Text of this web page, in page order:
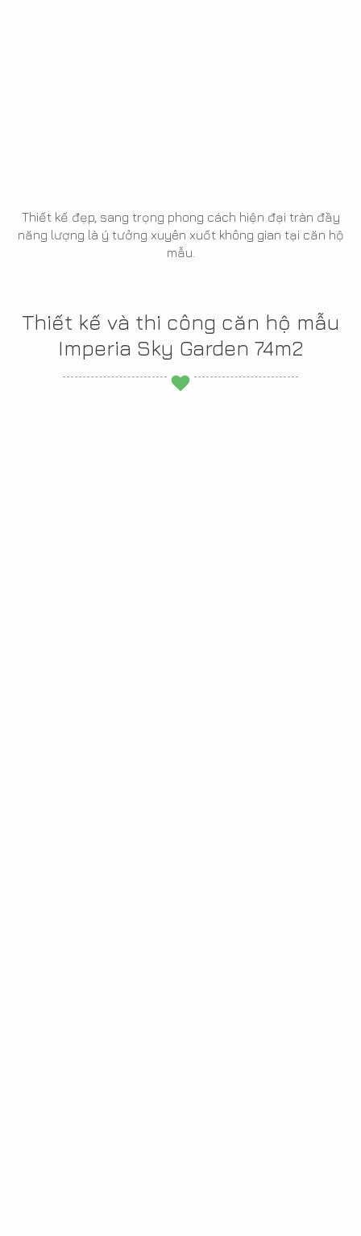
Thiết kế đẹp, sang trọng phong cách hiện đại tràn đầy
năng lượng là ý tưởng xuyên xuốt không gian tại căn hộ
mẫu.
Thiết kế và thi công căn hộ mẫu
Imperia Sky Garden 74m2